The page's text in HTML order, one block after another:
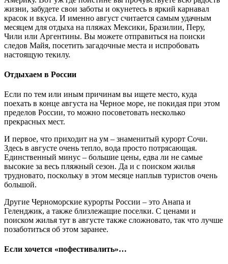
жизни, забудете свои заботы и окунетесь в яркий карнавал
красок и вкуса. И именно август считается самым удачным
месяцем для отдыха на пляжах Мексики, Бразилии, Перу,
Чили или Аргентины. Вы можете отправиться на поиски
следов Майя, посетить загадочные места и испробовать
настоящую текилу.
Отдыхаем в России
Если по тем или иным причинам вы ищете место, куда
поехать в конце августа на Черное море, не покидая при этом
пределов России, то можно посоветовать несколько
прекрасных мест.
И первое, что приходит на ум – знаменитый курорт Сочи.
Здесь в августе очень тепло, вода просто потрясающая.
Единственный минус – большие цены, едва ли не самые
высокие за весь пляжный сезон. Да и с поиском жилья
трудновато, поскольку в этом месяце наплыв туристов очень
большой.
Другие Черноморские курорты России – это Анапа и
Геленджик, а также близлежащие поселки. С ценами и
поиском жилья тут в августе также сложновато, так что лучше
позаботиться об этом заранее.
Если хочется «пофестивалить»…